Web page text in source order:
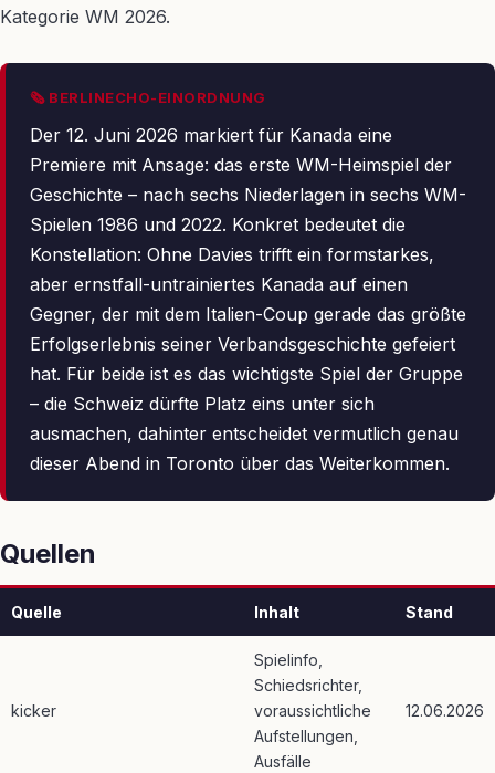
Kategorie WM 2026.
🗞 BERLINECHO-EINORDNUNG
Der 12. Juni 2026 markiert für Kanada eine
Premiere mit Ansage: das erste WM-Heimspiel der
Geschichte – nach sechs Niederlagen in sechs WM-
Spielen 1986 und 2022. Konkret bedeutet die
Konstellation: Ohne Davies trifft ein formstarkes,
aber ernstfall-untrainiertes Kanada auf einen
Gegner, der mit dem Italien-Coup gerade das größte
Erfolgserlebnis seiner Verbandsgeschichte gefeiert
hat. Für beide ist es das wichtigste Spiel der Gruppe
– die Schweiz dürfte Platz eins unter sich
ausmachen, dahinter entscheidet vermutlich genau
dieser Abend in Toronto über das Weiterkommen.
Quellen
Quelle Inhalt Stand
kicker
Spielinfo,
Schiedsrichter,
voraussichtliche
Aufstellungen,
Ausfälle
12.06.2026